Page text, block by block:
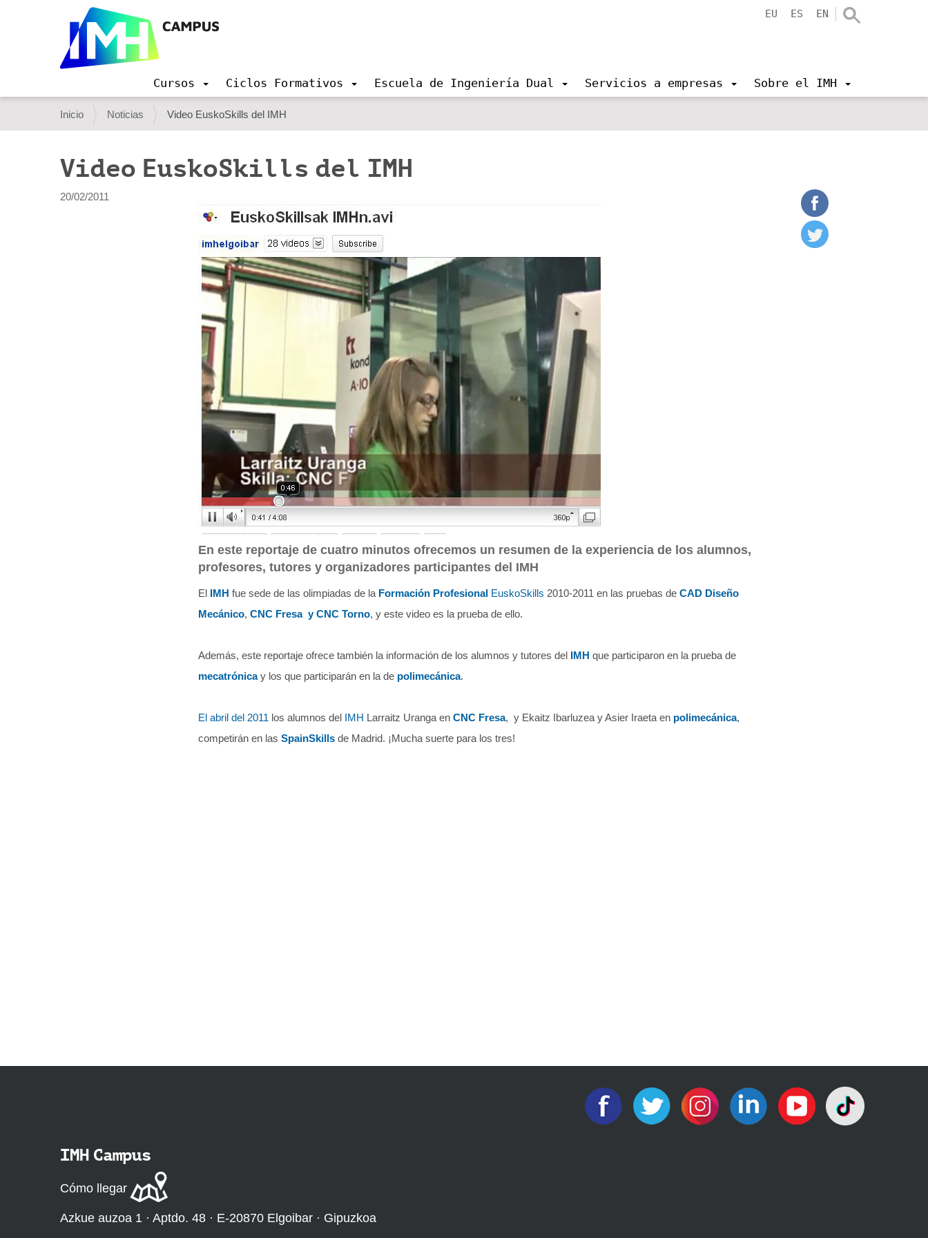
EU ES EN
v
a
c
i
Cursos Ciclos Formativos Escuela de Ingeniería Dual Servicios a empresas Sobre el IMH
U
s
e
d
Inicio Noticias Video EuskoSkills del IMH
Video EuskoSkills del IMH
20/02/2011
En este reportaje de cuatro minutos ofrecemos un resumen de la experiencia de los alumnos,
profesores, tutores y organizadores participantes del IMH
El IMH fue sede de las olimpiadas de la Formación Profesional EuskoSkills 2010-2011 en las pruebas de CAD Diseño
Mecánico, CNC Fresa y CNC Torno, y este video es la prueba de ello.
Además, este reportaje ofrece también la información de los alumnos y tutores del IMH que participaron en la prueba de
mecatrónicay los que participarán en la de polimecánica.
El abril del 2011 los alumnos del IMH Larraitz Uranga en CNC Fresa, y Ekaitz Ibarluzea y Asier Iraeta en polimecánica,
competirán en las SpainSkills de Madrid. ¡Mucha suerte para los tres!
IMH Campus
Cómo llegar
Azkue auzoa 1 · Aptdo. 48 · E-20870 Elgoibar · Gipuzkoa